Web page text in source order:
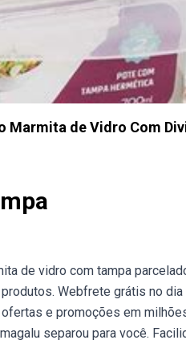
Marmita de Vidro Com
de vidro com tampa
Webfrete grátis no
e promoções em
separou para você.